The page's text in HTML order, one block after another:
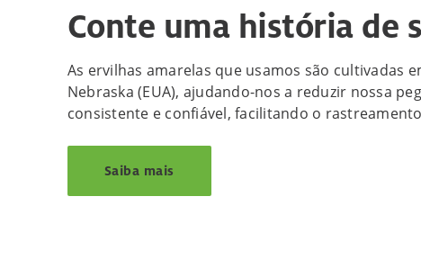
Conte uma história de
As ervilhas amarelas que usamos são cultivadas
Nebraska (EUA), ajudando-nos a reduzir nossa
consistente e confiável, facilitando o
Saiba mais